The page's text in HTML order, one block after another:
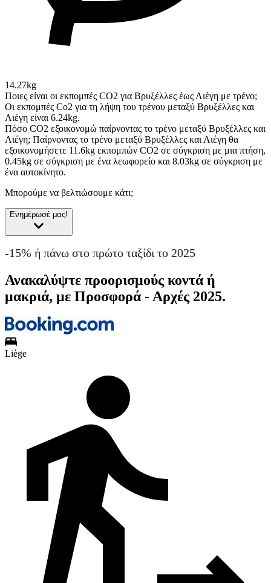
14.27kg
Ποιες είναι οι εκπομπές CO2 για Βρυξέλλες έως Λιέγη με τρένο;
Οι εκπομπές Co2 για τη λήψη του τρένου μεταξύ Βρυξέλλες και
Λιέγη είναι 6.24kg.
Πόσο CO2 εξοικονομώ παίρνοντας το τρένο μεταξύ Βρυξέλλες και
Λιέγη; Παίρνοντας το τρένο μεταξύ Βρυξέλλες και Λιέγη θα
εξοικονομήσετε 11.6kg εκπομπών CO2 σε σύγκριση με μια πτήση,
0.45kg σε σύγκριση με ένα λεωφορείο και 8.03kg σε σύγκριση με
ένα αυτοκίνητο.
Μπορούμε να βελτιώσουμε κάτι;
Ενημέρωσέ μας!
-15% ή πάνω στο πρώτο ταξίδι το 2025
Ανακαλύψτε προορισμούς κοντά ή
μακριά, με Προσφορά - Αρχές 2025.
Liège